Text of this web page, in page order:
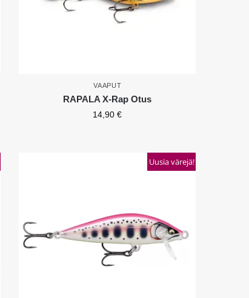
VAAPUT
RAPALA X-Rap Otus
14,90€
Uusia värejä!